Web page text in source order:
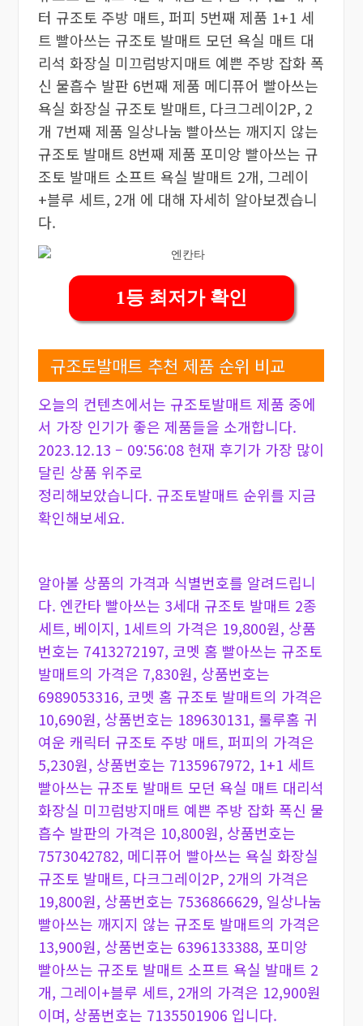
터 규조토 주방 매트, 퍼피 5번째 제품 1+1 세
트 빨아쓰는 규조토 발매트 모던 욕실 매트 대
리석 화장실 미끄럼방지매트 예쁜 주방 잡화 폭
신 물흡수 발판 6번째 제품 메디퓨어 빨아쓰는
욕실 화장실 규조토 발매트, 다크그레이2P, 2
개 7번째 제품 일상나눔 빨아쓰는 깨지지 않는
규조토 발매트 8번째 제품 포미앙 빨아쓰는 규
조토 발매트 소프트 욕실 발매트 2개, 그레이
+블루 세트, 2개 에 대해 자세히 알아보겠습니
다.
1등 최저가 확인
규조토발매트 추천 제품 순위 비교
오늘의 컨텐츠에서는 규조토발매트 제품 중에
서 가장 인기가 좋은 제품들을 소개합니다.
2023.12.13 – 09:56:08 현재 후기가 가장 많이
달린 상품 위주로
정리해보았습니다. 규조토발매트 순위를 지금
확인해보세요.
알아볼 상품의 가격과 식별번호를 알려드립니
다. 엔칸타 빨아쓰는 3세대 규조토 발매트 2종
세트, 베이지, 1세트의 가격은 19,800원, 상품
번호는 7413272197, 코멧 홈 빨아쓰는 규조토
발매트의 가격은 7,830원, 상품번호는
6989053316, 코멧 홈 규조토 발매트의 가격은
10,690원, 상품번호는 189630131, 룰루홈 귀
여운 캐릭터 규조토 주방 매트, 퍼피의 가격은
5,230원, 상품번호는 7135967972, 1+1 세트
빨아쓰는 규조토 발매트 모던 욕실 매트 대리석
화장실 미끄럼방지매트 예쁜 주방 잡화 폭신 물
흡수 발판의 가격은 10,800원, 상품번호는
7573042782, 메디퓨어 빨아쓰는 욕실 화장실
규조토 발매트, 다크그레이2P, 2개의 가격은
19,800원, 상품번호는 7536866629, 일상나눔
빨아쓰는 깨지지 않는 규조토 발매트의 가격은
13,900원, 상품번호는 6396133388, 포미앙
빨아쓰는 규조토 발매트 소프트 욕실 발매트 2
개, 그레이+블루 세트, 2개의 가격은 12,900원
이며, 상품번호는 7135501906 입니다.